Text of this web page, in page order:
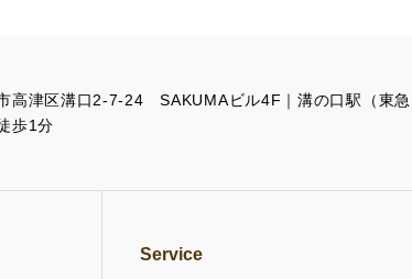
高津区溝口2-7-24 SAKUMAビル4F｜溝の口駅（東
歩1分
Service